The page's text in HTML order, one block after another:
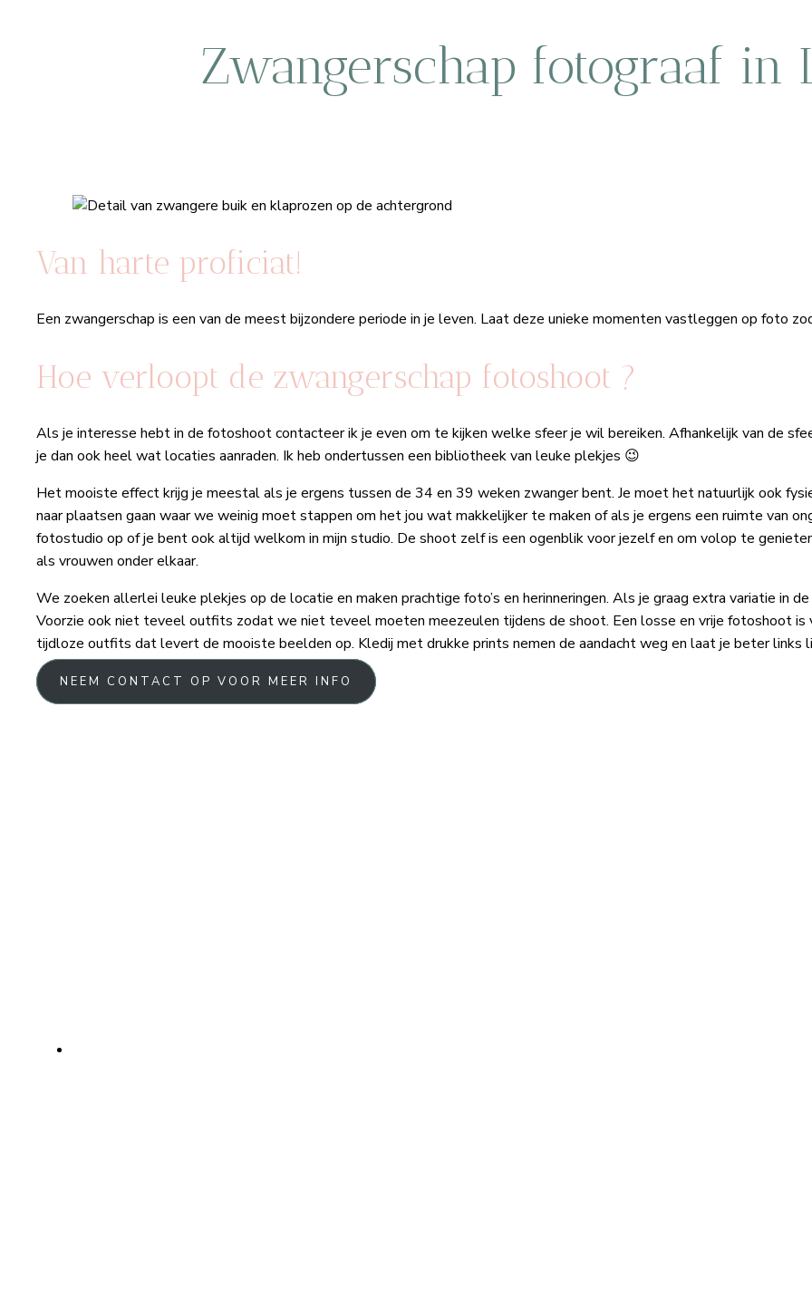
Zwangerschap fotograaf in
Van harte proficiat!
Een zwangerschap is een van de meest bijzondere periode in je leven. Laat deze unieke momenten vastleggen op foto
Hoe verloopt de zwangerschap fotoshoot ?
Als je interesse hebt in de fotoshoot contacteer ik je even om te kijken welke sfeer je wil bereiken. Afhankelijk van de
je dan ook heel wat locaties aanraden. Ik heb ondertussen een bibliotheek van leuke plekjes 😉
Het mooiste effect krijg je meestal als je ergens tussen de 34 en 39 weken zwanger bent. Je moet het natuurlijk ook
naar plaatsen gaan waar we weinig moet stappen om het jou wat makkelijker te maken of als je ergens een ruimte van
fotostudio op of je bent ook altijd welkom in mijn studio. De shoot zelf is een ogenblik voor jezelf en om volop te
als vrouwen onder elkaar.
We zoeken allerlei leuke plekjes op de locatie en maken prachtige foto’s en herinneringen. Als je graag extra variatie in
Voorzie ook niet teveel outfits zodat we niet teveel moeten meezeulen tijdens de shoot. Een losse en vrije fotoshoot is
tijdloze outfits dat levert de mooiste beelden op. Kledij met drukke prints nemen de aandacht weg en laat je beter links
NEEM CONTACT OP VOOR MEER INFO